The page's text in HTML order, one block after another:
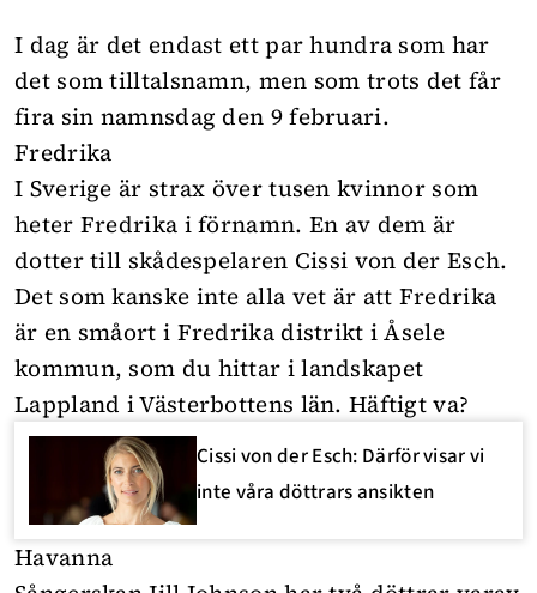
I dag är det endast ett par hundra som har
det som tilltalsnamn, men som trots det får
fira sin namnsdag den 9 februari.
Fredrika
I Sverige är strax över tusen kvinnor som
heter Fredrika i förnamn. En av dem är
dotter till skådespelaren Cissi von der Esch.
Det som kanske inte alla vet är att Fredrika
är en småort i Fredrika distrikt i Åsele
kommun, som du hittar i landskapet
Lappland i Västerbottens län. Häftigt va?
Cissi von der Esch: Därför visar vi
inte våra döttrars ansikten
Havanna